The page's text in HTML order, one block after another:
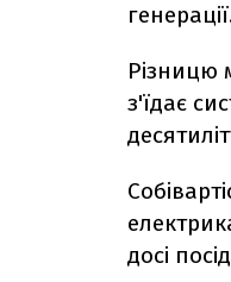
Різницю
з'їдає
досі